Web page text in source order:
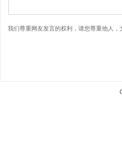
我们尊重网友发言的权利，请您尊重他人，